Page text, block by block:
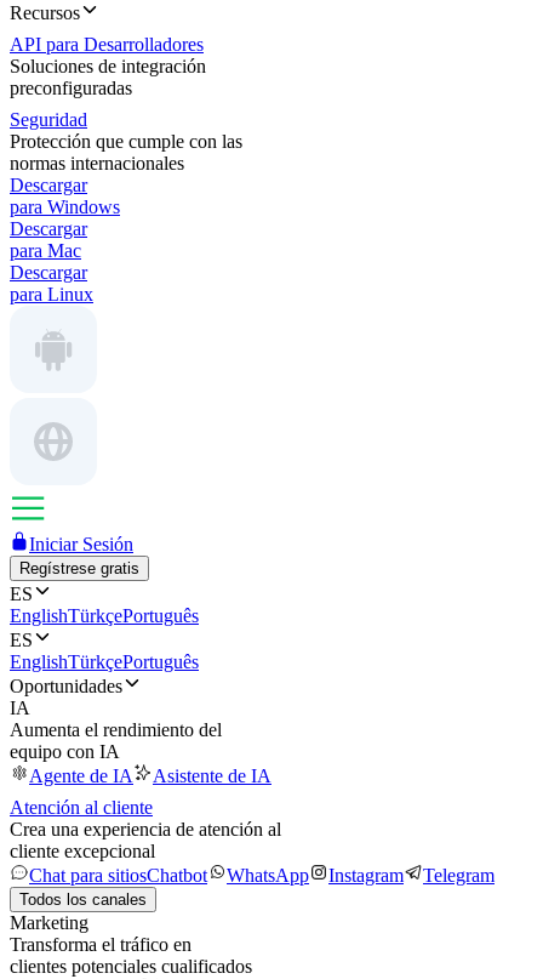
Recursos
API para Desarrolladores
Soluciones de integración
preconfiguradas
Seguridad
Protección que cumple con las
normas internacionales
Descargar
para Windows
Descargar
para Mac
Descargar
para Linux
Iniciar Sesión
Regístrese gratis
ES
EnglishTürkçePortuguês
ES
EnglishTürkçePortuguês
Oportunidades
IA
Aumenta el rendimiento del
equipo con IA
Agente de IA
Asistente de IA
Atención al cliente
Crea una experiencia de atención al
cliente excepcional
Chat para sitiosChatbot WhatsApp Instagram Telegram
Todos los canales
Marketing
Transforma el tráfico en
clientes potenciales cualificados